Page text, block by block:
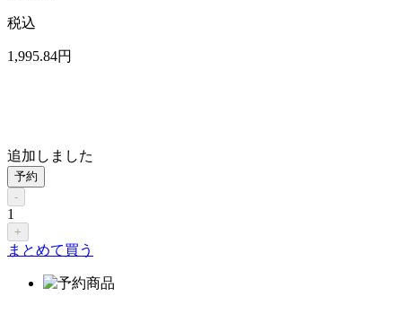
税込
1,995.84円
追加しました
予約
-
1
+
まとめて買う